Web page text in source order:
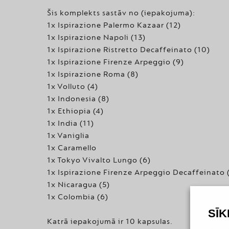
Šis komplekts sastāv no (iepakojuma):
1x Ispirazione Palermo Kazaar (12)
1x Ispirazione Napoli (13)
1x Ispirazione Ristretto Decaffeinato (10)
1x Ispirazione Firenze Arpeggio (9)
1x Ispirazione Roma (8)
1x Volluto (4)
1x Indonesia (8)
1x Ethiopia (4)
1x India (11)
1x Vaniglia
1x Caramello
1x Tokyo Vivalto Lungo (6)
1x Ispirazione Firenze Arpeggio Decaffeinato
1x Nicaragua (5)
1x Colombia (6)
Katrā iepakojumā ir 10 kapsulas.